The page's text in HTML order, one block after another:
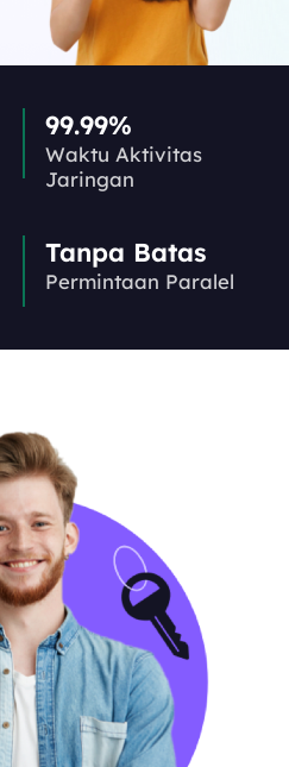
99.99%
Waktu Aktivitas
Jaringan
Tanpa Batas
Permintaan Paralel